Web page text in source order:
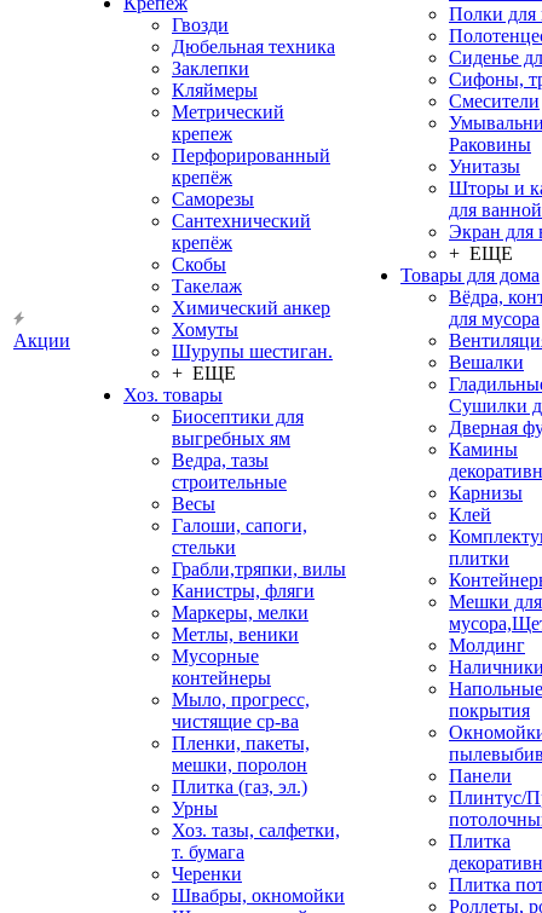
Акции
Гвозди
Дюбельная техника
Заклепки
Кляймеры
Метрический
крепеж
Перфорированный
крепёж
Саморезы
Сантехнический
крепёж
Скобы
Такелаж
Химический анкер
Хомуты
Шурупы шестиган.
+ ЕЩЕ
Хоз. товары
Биосептики для
выгребных ям
Ведра, тазы
строительные
Весы
Галоши, сапоги,
стельки
Грабли,тряпки, вилы
Канистры, фляги
Маркеры, мелки
Метлы, веники
Мусорные
контейнеры
Мыло, прогресс,
чистящие ср-ва
Пленки, пакеты,
мешки, поролон
Плитка (газ, эл.)
Урны
Хоз. тазы, салфетки,
т. бумага
Черенки
Швабры, окномойки
Полки для
Сиденье
Сифоны,
Смесители
Раковины
Унитазы
Шторы и
для ванной
Экран для
+ ЕЩЕ
Товары для дома
Вёдра,
для мусора
Вешалки
Сушилки
Дверная
Камины
Карнизы
Клей
плитки
Мешки для
Молдинг
Напольные
покрытия
Панели
Плинтус/
Плитка
Плитка
Роллеты,